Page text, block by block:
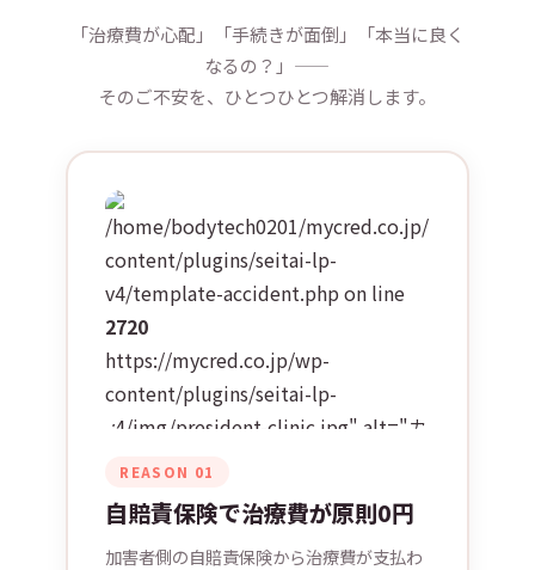
「治療費が心配」「手続きが面倒」「本当に良く
なるの？」——
そのご不安を、ひとつひとつ解消します。
/home/bodytech0201/mycred.co.jp/
content/plugins/seitai-lp-
v4/template-accident.php on line
2720
https://mycred.co.jp/wp-
content/plugins/seitai-lp-
v4/img/president-clinic.jpg" alt="カ
ウンセリングの様子"
REASON 01
自賠責保険で治療費が原則0円
加害者側の自賠責保険から治療費が支払わ